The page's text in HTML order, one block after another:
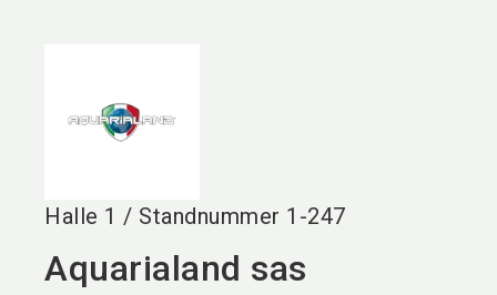
Halle 1 / Standnummer 1-247
Aquarialand sas